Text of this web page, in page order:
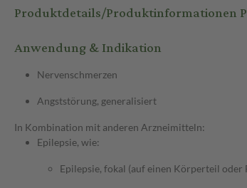
Produktdetails/Produktinformationen
Anwendung & Indikation
Nervenschmerzen
Angststörung, generalisiert
In Kombination mit anderen Arzneimitteln:
Epilepsie, wie:
Epilepsie, fokal (auf einen Körperteil